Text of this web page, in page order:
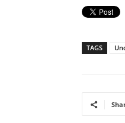
TAGS